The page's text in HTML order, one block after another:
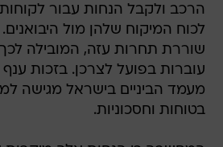
הרכב ולקבל הנחות עבור
לכוח המיקוח שלהן מול
שוררת תחרות עזה, המובילה
עוברות בפועל לצרכן. בזכות ענף
מעמד הביניים בישראל מגישה
בטוחות וחסכוניות.